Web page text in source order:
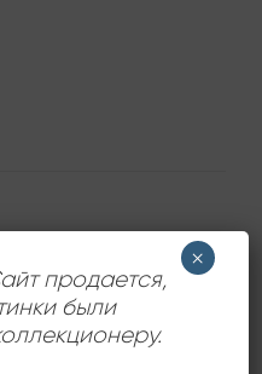
EMI Electrola
продается,
были
×